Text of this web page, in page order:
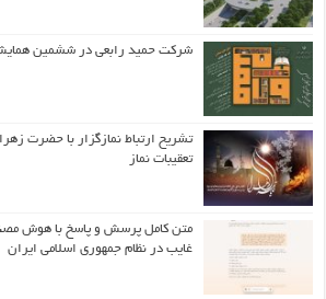
شرکت حمید رابعی در ششمین
تشریح ارتباط نمازگزار با حضرت
تعقیبات نماز
متن کامل پرسش و پاسخ با هوش
غایب در نظام جمهوری اسلامی ایران